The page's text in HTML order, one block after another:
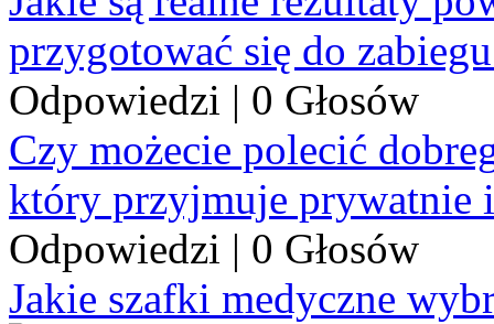
przygotować się do
Odpowiedzi | 0 Głosów
Czy możecie polecić
który przyjmuje prywatnie
Odpowiedzi | 0 Głosów
Jakie szafki medyczne